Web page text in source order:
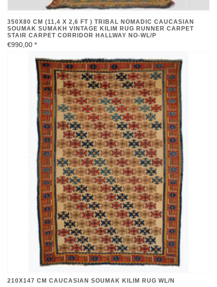
350X80 CM (11,4 X 2,6 FT ) TRIBAL NOMADIC CAUCASIAN
STAIR CARPET CORRIDOR HALLWAY NO-WL/P
€990,00*
210X147 CM CAUCASIAN SOUMAK KILIM RUG WL/N
€990,00